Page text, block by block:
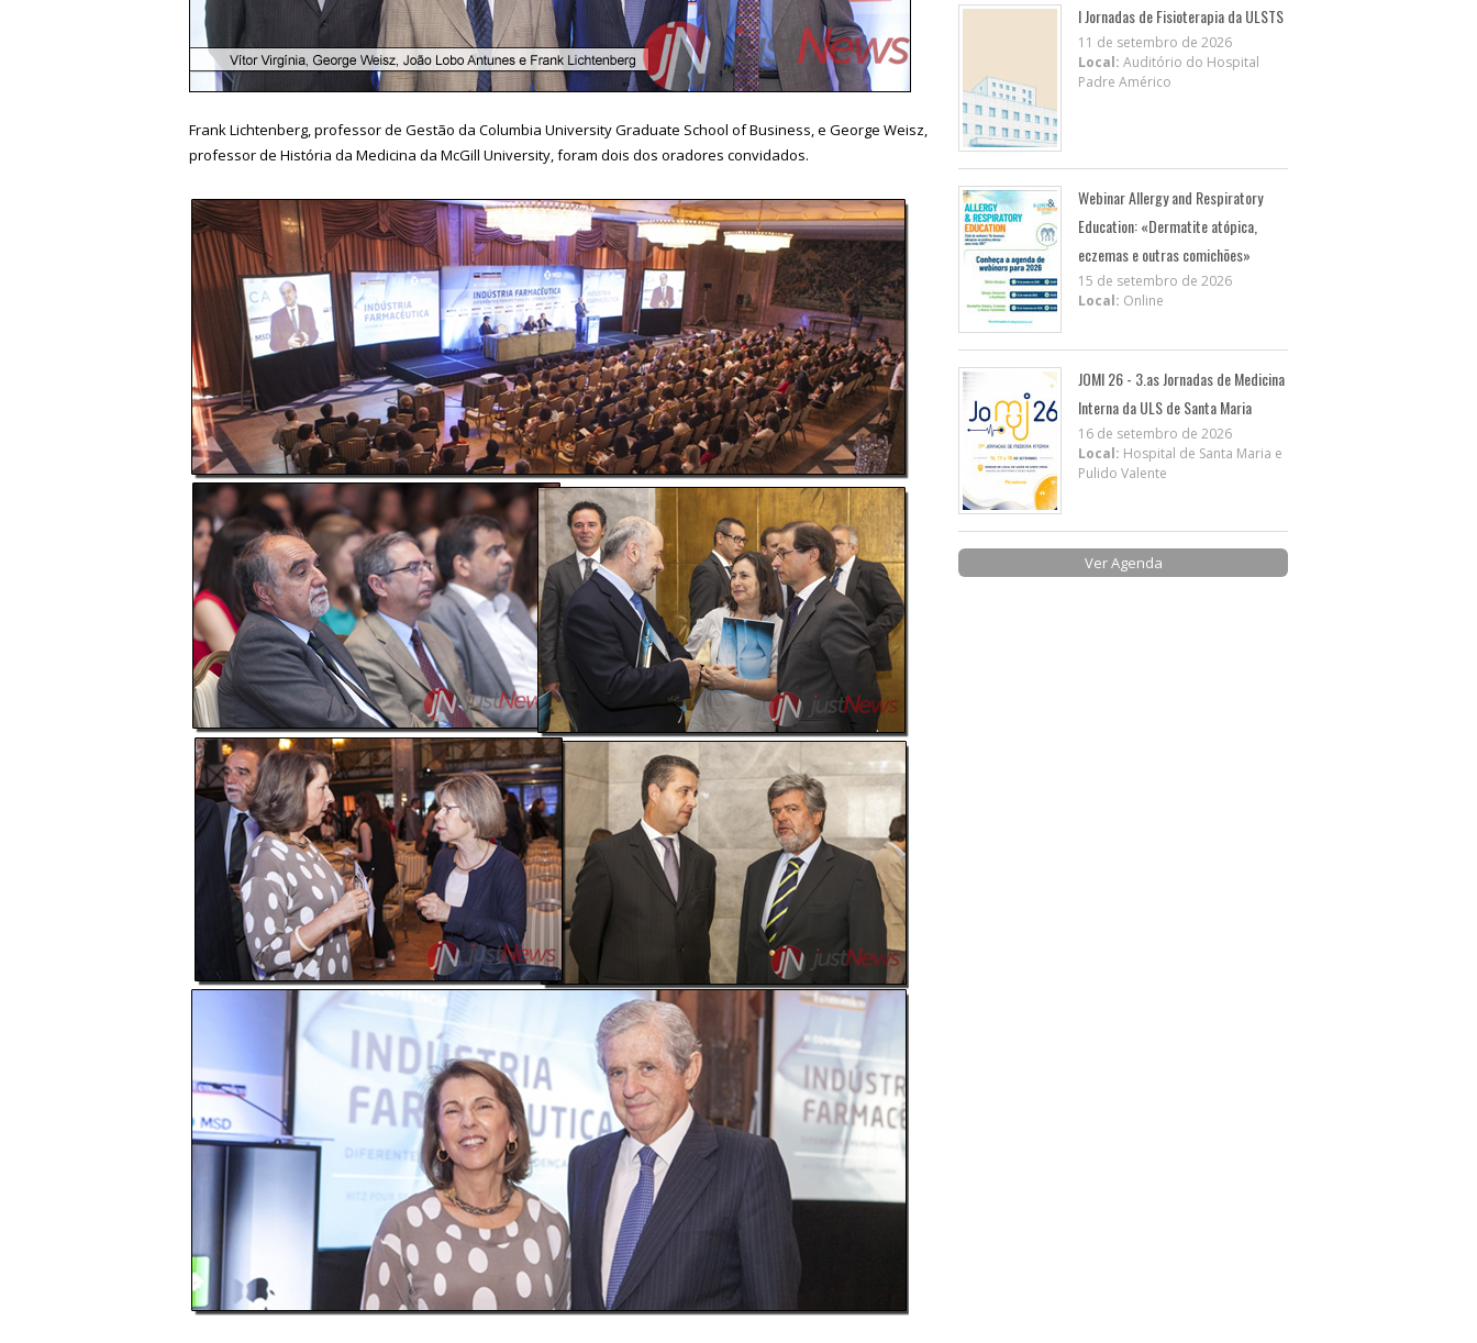
Frank Lichtenberg, professor de Gestão da Columbia University Graduate School of Business, e George Weisz,
professor de História da Medicina da McGill University, foram dois dos oradores convidados.
I Jornadas de Fisioterapia da ULSTS
11 de setembro de 2026
Local: Auditório do Hospital
Padre Américo
Webinar Allergy and Respiratory
Education: «Dermatite atópica,
eczemas e outras comichões»
15 de setembro de 2026
Local: Online
JOMI 26 - 3.as Jornadas de Medicina
Interna da ULS de Santa Maria
16 de setembro de 2026
Local: Hospital de Santa Maria e
Pulido Valente
Ver Agenda